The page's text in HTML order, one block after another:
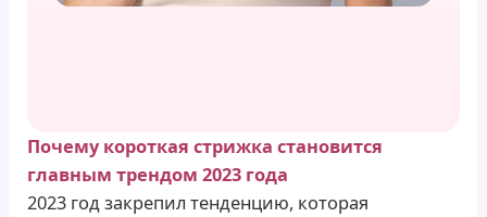
Почему короткая стрижка становится
главным трендом 2023 года
2023 год закрепил тенденцию, которая